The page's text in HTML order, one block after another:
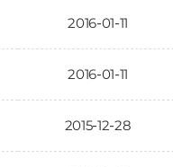
2016-01-11
2016-01-11
2015-12-28